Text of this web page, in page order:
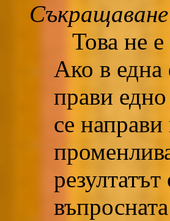
Съкращаване
Това не е
Ако в една
прави
се